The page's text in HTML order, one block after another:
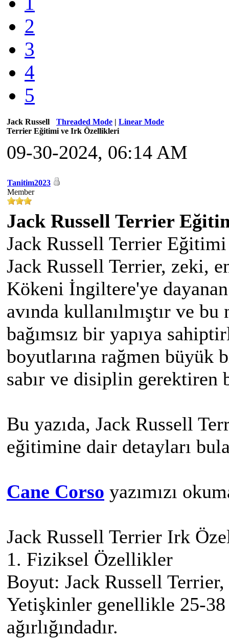
2
3
4
5
Threaded Mode | Linear Mode
Jack Russell
Terrier Eğitimi ve Irk Özellikleri
09-30-2024, 06:14 AM
Tanitim2023
Member
Jack Russell Terrier
Jack Russell Terrier
Jack Russell Terrier, zeki,
Kökeni İngiltere'ye
avında kullanılmıştır ve
bağımsız bir yapıya
boyutlarına rağmen
sabır ve disiplin gerektiren
Bu yazıda, Jack Russell
eğitimine dair detayları
Cane Corso yazımızı
Jack Russell Terrier Irk
1. Fiziksel Özellikler
Boyut: Jack Russell
Yetişkinler genellikle 25-
ağırlığındadır.